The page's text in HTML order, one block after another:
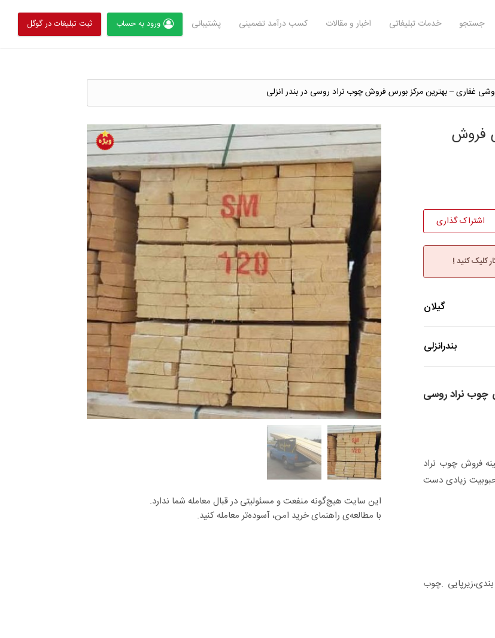
جستجو خدمات تبلیغاتی اخبار و مقالات کسب درآمد تضمینی پشتیبانی ورود به حساب ثبت تبلیغات در گوگل
غفاری – بهترین مرکز بورس فروش چوب نراد روسی در بندر انزلی
فروش
اشتراک گذاری
کلیک کنید !
گیلان
بندرانزلی
چوب نراد روسی
فروش چوب نراد
زیادی دست
.چوب
این سایت هیچ‌گونه منفعت و مسئولیتی در قبال معامله شما ندارد.
با مطالعه‌ی راهنمای خرید امن، آسوده‌تر معامله کنید.